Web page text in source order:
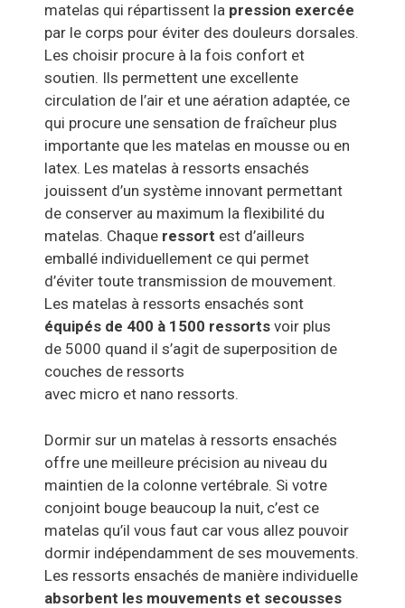
matelas qui répartissent la pression exercée
par le corps pour éviter des douleurs dorsales.
Les choisir procure à la fois confort et
soutien. Ils permettent une excellente
circulation de l’air et une aération adaptée, ce
qui procure une sensation de fraîcheur plus
importante que les matelas en mousse ou en
latex. Les matelas à ressorts ensachés
jouissent d’un système innovant permettant
de conserver au maximum la flexibilité du
matelas. Chaque ressort est d’ailleurs
emballé individuellement ce qui permet
d’éviter toute transmission de mouvement.
Les matelas à ressorts ensachés sont
équipés de 400 à 1500 ressorts voir plus
de 5000 quand il s’agit de superposition de
couches de ressorts
avec micro et nano ressorts.
Dormir sur un matelas à ressorts ensachés
offre une meilleure précision au niveau du
maintien de la colonne vertébrale. Si votre
conjoint bouge beaucoup la nuit, c’est ce
matelas qu’il vous faut car vous allez pouvoir
dormir indépendamment de ses mouvements.
Les ressorts ensachés de manière individuelle
absorbent les mouvements et secousses